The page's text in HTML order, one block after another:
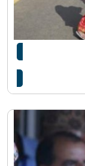
कोटेश्वरमा दुर्गा